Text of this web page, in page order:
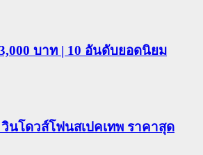
บาท | 10 อันดับยอดนิยม
นโดวส์โฟนสเปคเทพ ราคาสุด